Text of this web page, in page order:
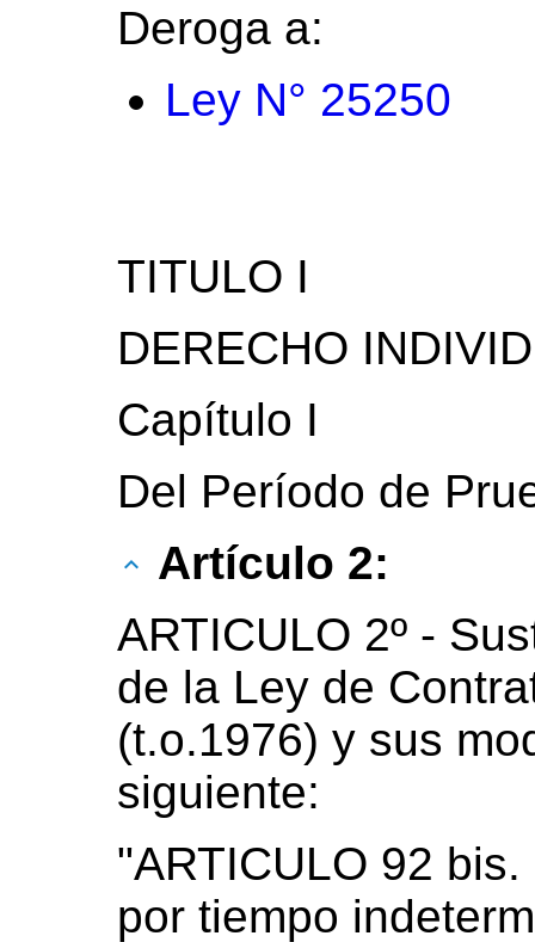
Deroga a:
Ley N° 25250
TITULO I
DERECHO
Capítulo I
Del Período de
Artículo 2:
ARTICULO 2º -
de la Ley de
(t.o.1976) y sus
siguiente:
"ARTICULO 92
por tiempo